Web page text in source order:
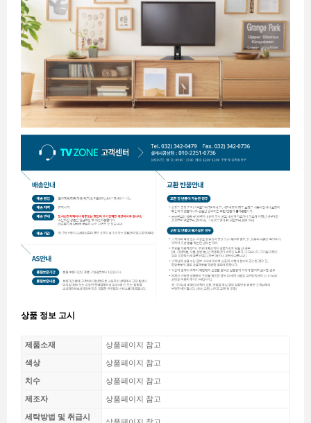
상품 정보 고시
제품소재 상품페이지 참고
색상 상품페이지 참고
치수 상품페이지 참고
제조자 상품페이지 참고
세탁방법 및 취급시